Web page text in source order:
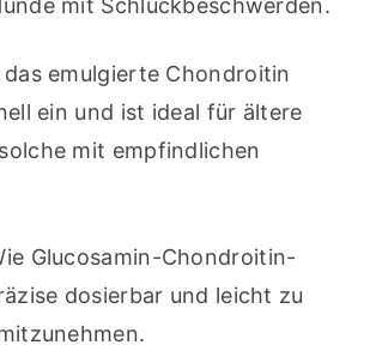
das emulgierte Chondroitin
ein und ist ideal für ältere
mit empfindlichen
Glucosamin-Chondroitin-
dosierbar und leicht zu